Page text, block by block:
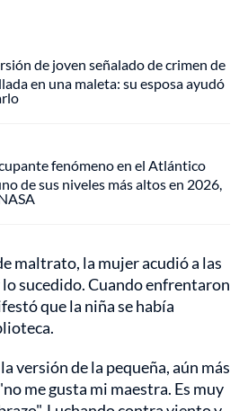
de joven señalado de crimen de
en una maleta: su esposa ayudó
fenómeno en el Atlántico
de sus niveles más altos en 2026,
maltrato, la mujer acudió a las
sucedido. Cuando enfrentaron
que la niña se había
versión de la pequeña, aún más
me gusta mi maestra. Es muy